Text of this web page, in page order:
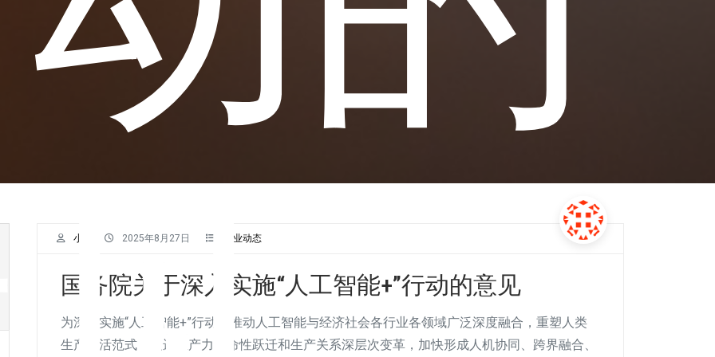
小K 2025年8月27日 行业动态
国务院关于深入实施“人工智能+”行动的意见
为深入实施“人工智能+”行动，推动人工智能与经济社会各行业各领域广泛深度融合，重塑人类
生产生活范式，促进生产力革命性跃迁和生产关系深层次变革，加快形成人机协同、跨界融合、